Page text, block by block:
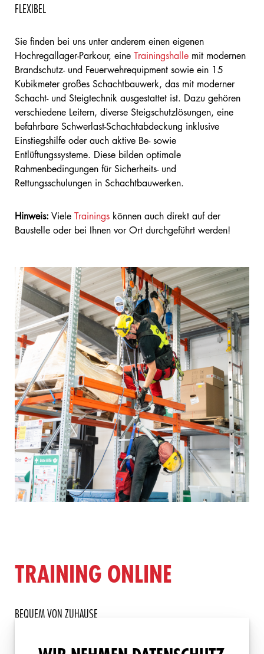
FLEXIBEL
Sie finden bei uns unter anderem einen eigenen
Hochregallager-Parkour, eine Trainingshalle mit modernen
Brandschutz- und Feuerwehrequipment sowie ein 15
Kubikmeter großes Schachtbauwerk, das mit moderner
Schacht- und Steigtechnik ausgestattet ist. Dazu gehören
verschiedene Leitern, diverse Steigschutzlösungen, eine
befahrbare Schwerlast-Schachtabdeckung inklusive
Einstiegshilfe oder auch aktive Be- sowie
Entlüftungssysteme. Diese bilden optimale
Rahmenbedingungen für Sicherheits- und
Rettungsschulungen in Schachtbauwerken.
Hinweis: Viele Trainings können auch direkt auf der
Baustelle oder bei Ihnen vor Ort durchgeführt werden!
TRAINING ONLINE
BEQUEM VON ZUHAUSE
Auf unsererE-Learning-Plattform können Sie jederzeit und